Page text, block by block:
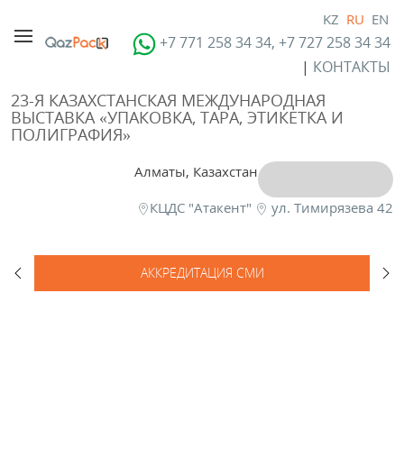
KZ RU EN
+7 771 258 34 34, +7 727 258 34 34
| КОНТАКТЫ
23-Я КАЗАХСТАНСКАЯ МЕЖДУНАРОДНАЯ
ВЫСТАВКА «УПАКОВКА, ТАРА, ЭТИКЕТКА И
ПОЛИГРАФИЯ»
Алматы, Казахстан
КЦДС "Атакент"
ул. Тимирязева 42
АККРЕДИТАЦИЯ СМИ